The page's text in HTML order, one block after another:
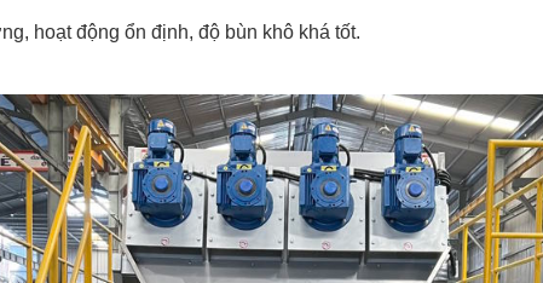
hoạt động ổn định, độ bùn khô khá tốt.